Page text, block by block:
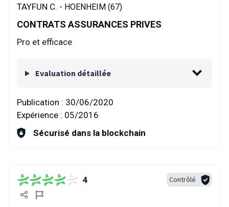
TAYFUN C. - HOENHEIM (67)
CONTRATS ASSURANCES PRIVES
Pro et efficace
Evaluation détaillée
Publication : 30/06/2020
Expérience : 05/2016
Sécurisé dans la blockchain
4 Contrôlé